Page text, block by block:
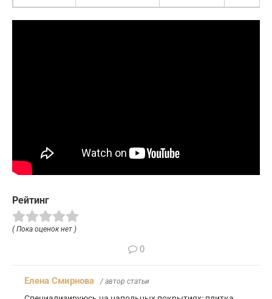
Рейтинг
( Пока оценок нет )
0
Елена Смирнова / автор статьи